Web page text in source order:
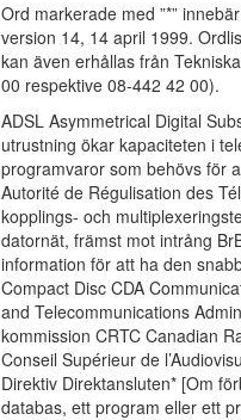
Ord markerade med ”*”
version 14, 14 april 1999.
kan även erhållas från
00 respektive 08-442 42 00).
ADSL Asymmetrical Digital
utrustning ökar kapaciteten i
programvaror som behövs för
Autorité de Régulisation des
kopplings- och
datornät, främst mot intrång
information för att ha den
Compact Disc CDA
and Telecommunications
kommission CRTC Canadian
Conseil Supérieur de
Direktiv Direktansluten* [Om
databas, ett program eller ett